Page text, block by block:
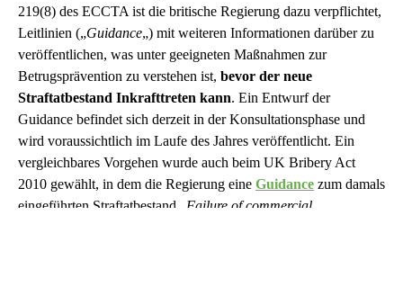
219(8) des ECCTA ist die britische Regierung dazu verpflichtet,
Leitlinien („Guidance„) mit weiteren Informationen darüber zu
veröffentlichen, was unter geeigneten Maßnahmen zur
Betrugsprävention zu verstehen ist, bevor der neue
Straftatbestand Inkrafttreten kann. Ein Entwurf der
Guidance befindet sich derzeit in der Konsultationsphase und
wird voraussichtlich im Laufe des Jahres veröffentlicht. Ein
vergleichbares Vorgehen wurde auch beim UK Bribery Act
2010 gewählt, in dem die Regierung eine Guidance zum damals
eingeführten Straftatbestand „ Failure of commercial